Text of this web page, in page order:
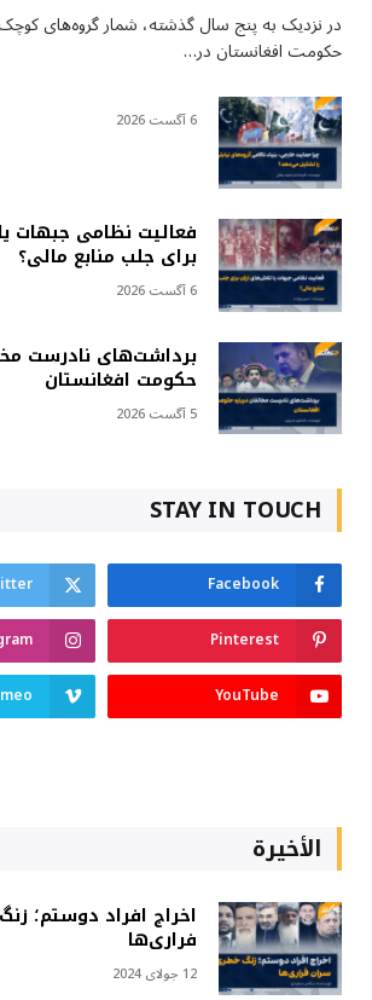
در نزدیک به پنج سال گذشته، شمار گروه‌های
حکومت افغانستان در…
6 آگست 2026
فعالیت نظامی جبهات
برای جلب منابع مالی؟
6 آگست 2026
برداشت‌های نادرست
حکومت افغانستان
5 آگست 2026
STAY IN TOUCH
Facebook
Pinterest
YouTube
الأخيرة
اخراج افراد دوستم؛
فراری‌ها
12 جولای 2024